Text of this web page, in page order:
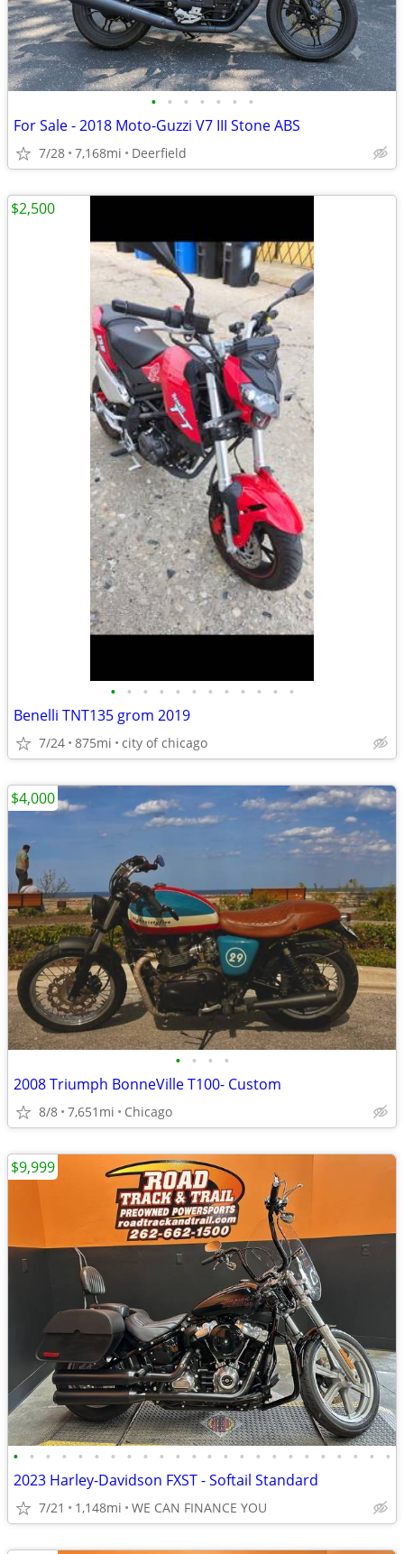
• • • • • • •
For Sale - 2018 Moto-Guzzi V7 III Stone ABS
7/28 7,168mi Deerfield
• • • • • • • • • • • •
Benelli TNT135 grom 2019
7/24 875mi city of chicago
$2,500
• • • •
2008 Triumph BonneVille T100- Custom
8/8 7,651mi Chicago
$4,000
• • • • • • • • • • • • • • • • • • • • • • • •
2023 Harley-Davidson FXST - Softail Standard
7/21 1,148mi WE CAN FINANCE YOU
$9,999